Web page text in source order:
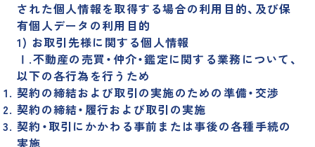
された個人情報を取得する場合の利用目的、及び保
有個人データの利用目的
1) お取引先様に関する個人情報
Ⅰ.不動産の売買・仲介・鑑定に関する業務について、
以下の各行為を行うため
契約の締結および取引の実施のための準備・交渉
契約の締結・履行および取引の実施
契約・取引にかかわる事前または事後の各種手続の
実施